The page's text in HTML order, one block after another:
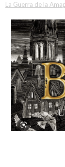
La Guerra de la